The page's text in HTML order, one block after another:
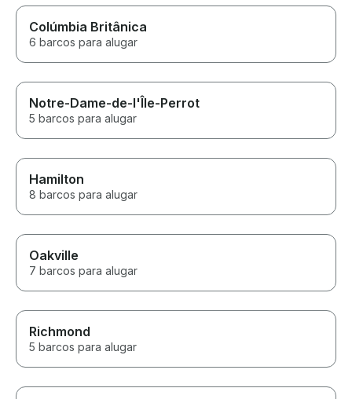
Colúmbia Britânica
6 barcos para alugar
Notre-Dame-de-l'Île-Perrot
5 barcos para alugar
Hamilton
8 barcos para alugar
Oakville
7 barcos para alugar
Richmond
5 barcos para alugar